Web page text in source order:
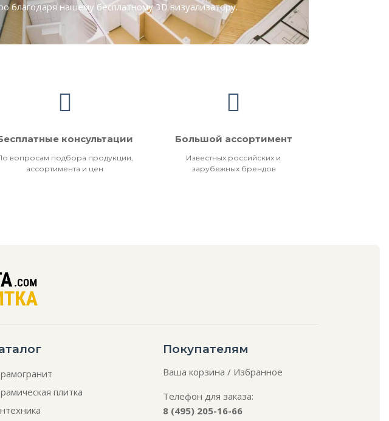
благодаря нашему бесплатному3D визуализатору.
консультации
вопросам подбора продукции,
ассортимента и цен
Большой ассортимент
Известных российских и
зарубежных брендов
плитка
Покупателям
Ваша корзина / Избранное
Телефон для заказа:
8 (495) 205-16-66